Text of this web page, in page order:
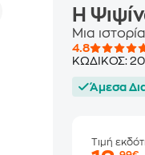
Η
Μια
4.8
ΚΩΔΙΚΟΣ:
Άμεσα
Τιμή